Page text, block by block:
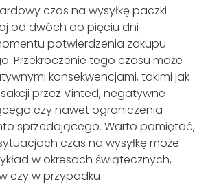
czas na wysyłkę paczki
od dwóch do pięciu dni
potwierdzenia zakupu
Przekroczenie tego czasu może
konsekwencjami, takimi jak
przez Vinted, negatywne
czy nawet ograniczenia
sprzedającego. Warto pamiętać,
czas na wysyłkę może
w okresach świątecznych,
czy w przypadku